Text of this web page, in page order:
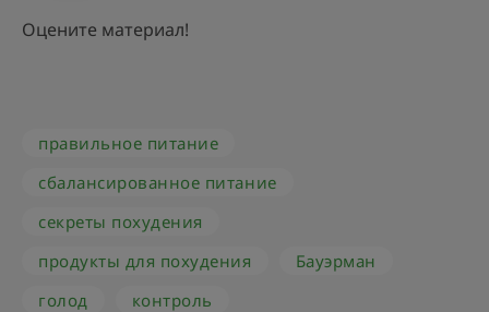
Оцените материал!
правильное питание
сбалансированное питание
секреты похудения
продукты для похудения
Бауэрман
голод
контроль